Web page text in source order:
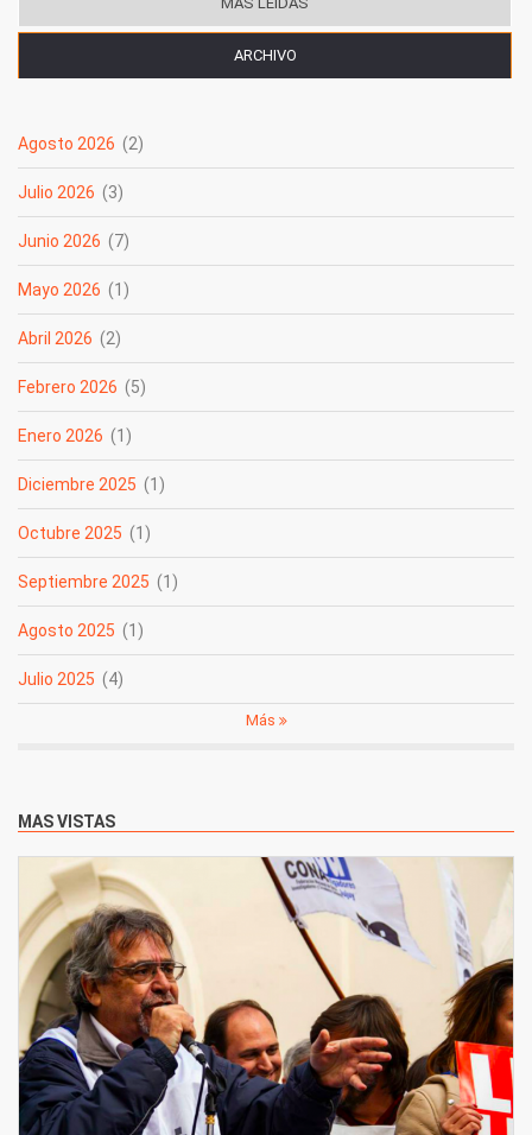
ARCHIVO
Agosto 2026 (2)
Julio 2026 (3)
Junio 2026 (7)
Mayo 2026 (1)
Abril 2026 (2)
Febrero 2026 (5)
Enero 2026 (1)
Diciembre 2025 (1)
Octubre 2025 (1)
Septiembre 2025 (1)
Agosto 2025 (1)
Julio 2025 (4)
Más
MAS VISTAS